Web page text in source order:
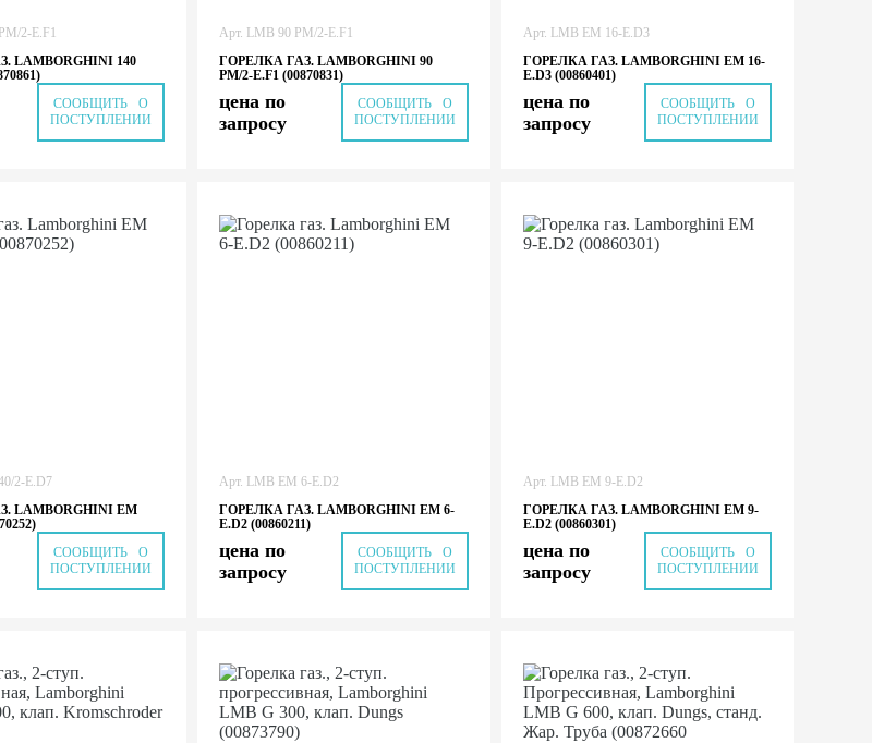
2-E.F1
LAMBORGHINI 140
СООБЩИТЬ О
ПОСТУПЛЕНИИ
Арт. LMB 90 PM/2-E.F1
ГОРЕЛКА ГАЗ. LAMBORGHINI 90
PM/2-E.F1 (00870831)
цена по
запросу
СООБЩИТЬ О
ПОСТУПЛЕНИИ
Арт. LMB EM 16-E.D3
ГОРЕЛКА ГАЗ. LAMBORGHINI EM 16-
E.D3 (00860401)
цена по
запросу
СООБЩИТЬ О
ПОСТУПЛЕНИИ
2-E.D7
LAMBORGHINI EM
СООБЩИТЬ О
ПОСТУПЛЕНИИ
Арт. LMB EM 6-E.D2
ГОРЕЛКА ГАЗ. LAMBORGHINI EM 6-
E.D2 (00860211)
цена по
запросу
СООБЩИТЬ О
ПОСТУПЛЕНИИ
Арт. LMB EM 9-E.D2
ГОРЕЛКА ГАЗ. LAMBORGHINI EM 9-
E.D2 (00860301)
цена по
запросу
СООБЩИТЬ О
ПОСТУПЛЕНИИ